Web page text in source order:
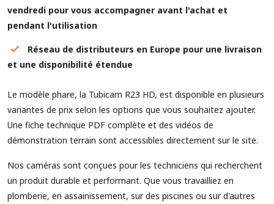
vendredi pour vous accompagner avant l'achat et
pendant l'utilisation
Réseau de distributeurs en Europe pour une livraison
et une disponibilité étendue
Le modèle phare, la Tubicam R23 HD, est disponible en plusieurs
variantes de prix selon les options que vous souhaitez ajouter.
Une fiche technique PDF complète et des vidéos de
démonstration terrain sont accessibles directement sur le site.
Nos caméras sont conçues pour les techniciens qui recherchent
un produit durable et performant. Que vous travailliez en
plomberie, en assainissement, sur des piscines ou sur d'autres